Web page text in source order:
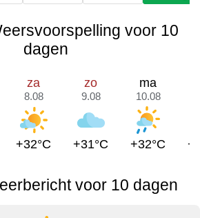
voor 10
dagen
za
8.08
+32°C
zo
9.08
+31°C
ma
10.08
+32°C
voor 10 dagen